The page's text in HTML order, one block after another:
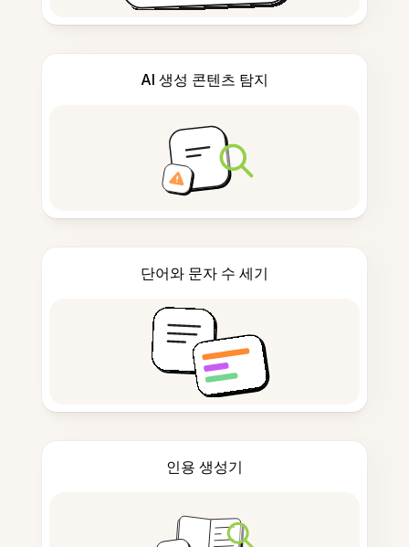
AI 생성 콘텐츠 탐지
단어와 문자 수 세기
인용 생성기